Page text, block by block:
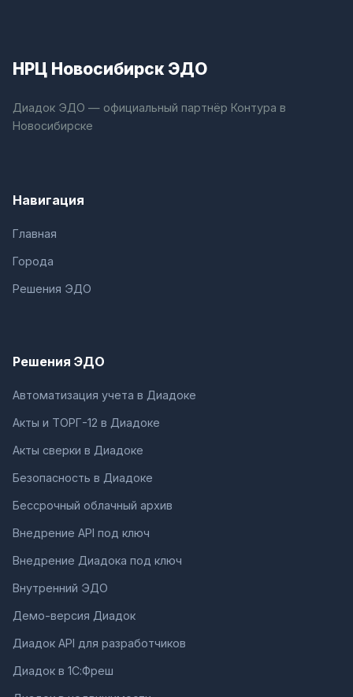
НРЦ Новосибирск ЭДО
Диадок ЭДО — официальный партнёр Контура в
Новосибирске
Навигация
Главная
Города
Решения ЭДО
Решения ЭДО
Автоматизация учета в Диадоке
Акты и ТОРГ-12 в Диадоке
Акты сверки в Диадоке
Безопасность в Диадоке
Бессрочный облачный архив
Внедрение API под ключ
Внедрение Диадока под ключ
Внутренний ЭДО
Демо-версия Диадок
Диадок API для разработчиков
Диадок в 1С:Фреш